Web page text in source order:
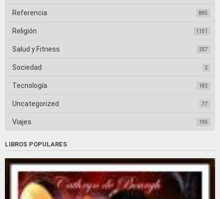
Referencia 885
Religión 1151
Salud y Fitness 257
Sociedad 2
Tecnología 182
Uncategorized 77
Viajes 195
LIBROS POPULARES